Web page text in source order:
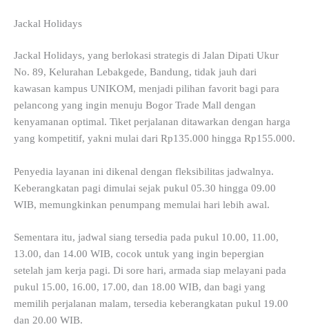
Jackal Holidays
Jackal Holidays, yang berlokasi strategis di Jalan Dipati Ukur
No. 89, Kelurahan Lebakgede, Bandung, tidak jauh dari
kawasan kampus UNIKOM, menjadi pilihan favorit bagi para
pelancong yang ingin menuju Bogor Trade Mall dengan
kenyamanan optimal. Tiket perjalanan ditawarkan dengan harga
yang kompetitif, yakni mulai dari Rp135.000 hingga Rp155.000.
Penyedia layanan ini dikenal dengan fleksibilitas jadwalnya.
Keberangkatan pagi dimulai sejak pukul 05.30 hingga 09.00
WIB, memungkinkan penumpang memulai hari lebih awal.
Sementara itu, jadwal siang tersedia pada pukul 10.00, 11.00,
13.00, dan 14.00 WIB, cocok untuk yang ingin bepergian
setelah jam kerja pagi. Di sore hari, armada siap melayani pada
pukul 15.00, 16.00, 17.00, dan 18.00 WIB, dan bagi yang
memilih perjalanan malam, tersedia keberangkatan pukul 19.00
dan 20.00 WIB.